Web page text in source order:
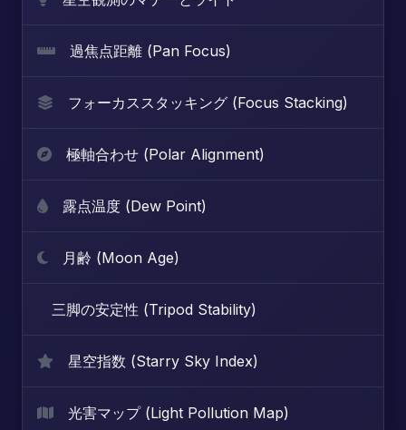
過焦点距離 (Pan Focus)
フォーカススタッキング (Focus Stacking)
極軸合わせ (Polar Alignment)
露点温度 (Dew Point)
月齢 (Moon Age)
三脚の安定性 (Tripod Stability)
星空指数 (Starry Sky Index)
光害マップ (Light Pollution Map)